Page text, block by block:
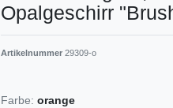
Opalgeschirr
Artikelnummer 29309-o
Farbe: orange